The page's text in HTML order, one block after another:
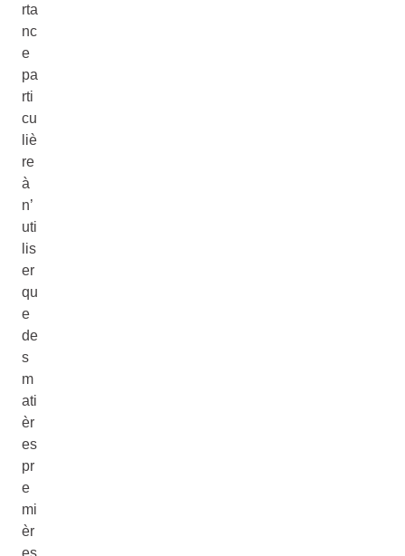
rta
nc
e
pa
rti
cu
liè
re
à
n’
uti
lis
er
qu
e
de
s
m
ati
èr
es
pr
e
mi
èr
es